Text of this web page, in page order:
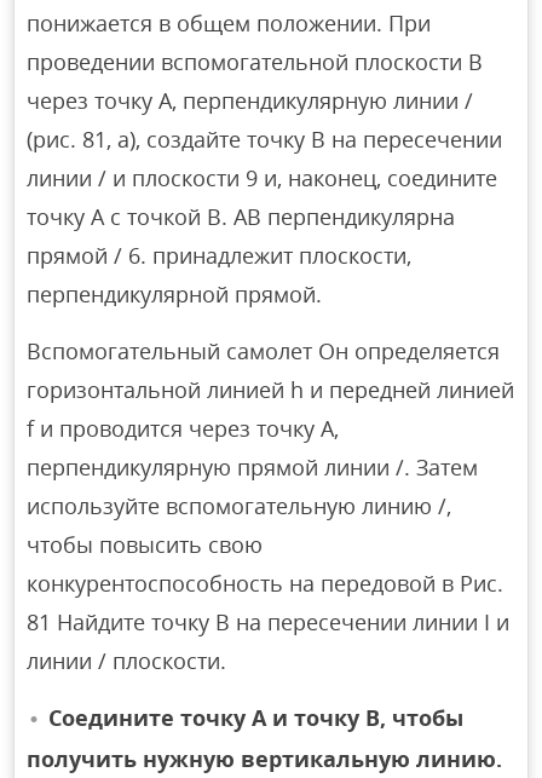
понижается в общем положении. При
проведении вспомогательной плоскости B
через точку A, перпендикулярную линии /
(рис. 81, а), создайте точку B на пересечении
линии / и плоскости 9 и, наконец, соедините
точку A с точкой B. AB перпендикулярна
прямой / 6. принадлежит плоскости,
перпендикулярной прямой.
Вспомогательный самолет Он определяется
горизонтальной линией h и передней линией
f и проводится через точку A,
перпендикулярную прямой линии /. Затем
используйте вспомогательную линию /,
чтобы повысить свою
конкурентоспособность на передовой в Рис.
81 Найдите точку B на пересечении линии I и
линии / плоскости.
Соедините точку A и точку B, чтобы
получить нужную вертикальную линию.